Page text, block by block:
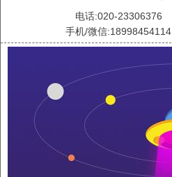
电话:020-23306376
手机/微信:18998454114